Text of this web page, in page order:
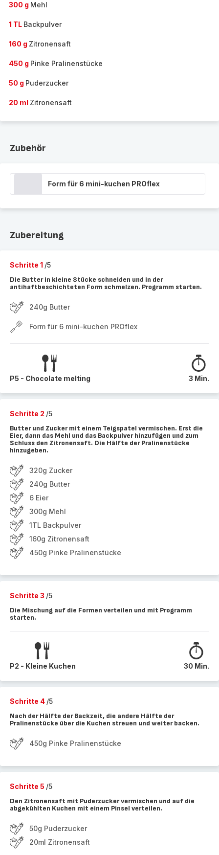
300 g Mehl
1 TL Backpulver
160 g Zitronensaft
450 g Pinke Pralinenstücke
50 g Puderzucker
20 ml Zitronensaft
Zubehör
Form für 6 mini-kuchen PROflex
Zubereitung
Schritte 1 /5
Die Butter in kleine Stücke schneiden und in der
antihaftbeschichteten Form schmelzen. Programm starten.
240g Butter
Form für 6 mini-kuchen PROflex
P5 - Chocolate melting 3 Min.
Schritte 2 /5
Butter und Zucker mit einem Teigspatel vermischen. Erst die
Eier, dann das Mehl und das Backpulver hinzufügen und zum
Schluss den Zitronensaft. Die Hälfte der Pralinenstücke
hinzugeben.
320g Zucker
240g Butter
6 Eier
300g Mehl
1TL Backpulver
160g Zitronensaft
450g Pinke Pralinenstücke
Schritte 3 /5
Die Mischung auf die Formen verteilen und mit Programm
starten.
P2 - Kleine Kuchen 30 Min.
Schritte 4 /5
Nach der Hälfte der Backzeit, die andere Hälfte der
Pralinenstücke über die Kuchen streuen und weiter backen.
450g Pinke Pralinenstücke
Schritte 5 /5
Den Zitronensaft mit Puderzucker vermischen und auf die
abgekühlten Kuchen mit einem Pinsel verteilen.
50g Puderzucker
20ml Zitronensaft